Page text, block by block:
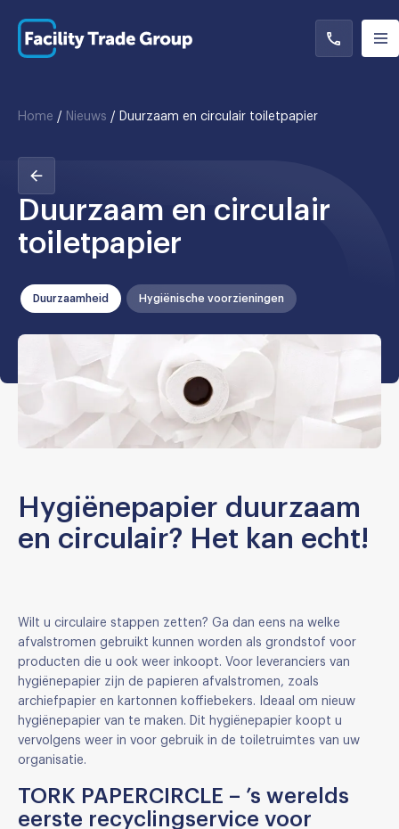
Home / Nieuws / Duurzaam en circulair toiletpapier
Duurzaam en circulair
toiletpapier
Duurzaamheid Hygiënische voorzieningen
Hygiënepapier duurzaam
en circulair? Het kan echt!
Wilt u circulaire stappen zetten? Ga dan eens na welke
afvalstromen gebruikt kunnen worden als grondstof voor
producten die u ook weer inkoopt. Voor leveranciers van
hygiënepapier zijn de papieren afvalstromen, zoals
archiefpapier en kartonnen koffiebekers. Ideaal om nieuw
hygiënepapier van te maken. Dit hygiënepapier koopt u
vervolgens weer in voor gebruik in de toiletruimtes van uw
organisatie.
TORK PAPERCIRCLE – ’s werelds
eerste recyclingservice voor